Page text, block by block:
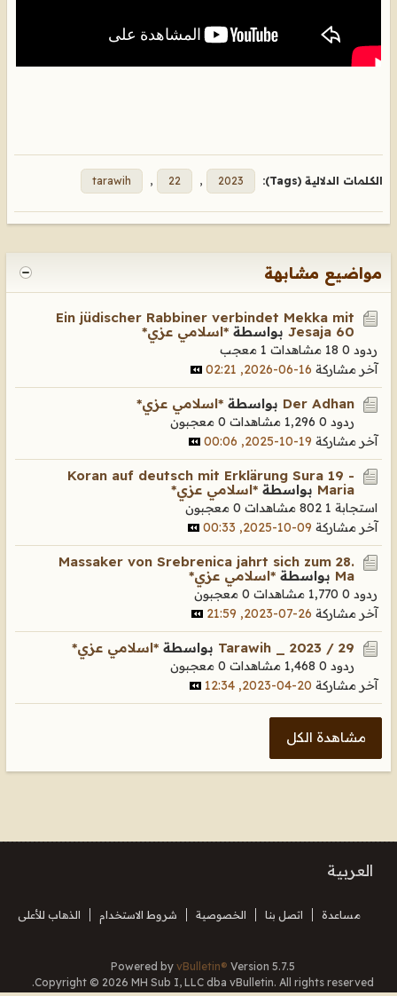
الكلمات الدلالية (Tags): 2023
,
22
,
tarawih
مواضيع مشابهة
Ein jüdischer Rabbiner verbindet Mekka mit
Jesaja 60 بواسطة *اسلامي عزي*
ردود 0 18 مشاهدات
1 معجب
آخر مشاركة 16-06-2026, 02:21
Der Adhan بواسطة *اسلامي عزي*
ردود 0 1,296 مشاهدات
0 معجبون
آخر مشاركة 19-10-2025, 00:06
Koran auf deutsch mit Erklärung Sura 19 -
Maria بواسطة *اسلامي عزي*
استجابة 1 802 مشاهدات
0 معجبون
آخر مشاركة 09-10-2025, 00:33
Massaker von Srebrenica jahrt sich zum 28.
Ma بواسطة *اسلامي عزي*
ردود 0 1,770 مشاهدات
0 معجبون
آخر مشاركة 26-07-2023, 21:59
Tarawih _ 2023 / 29 بواسطة *اسلامي عزي*
ردود 0 1,468 مشاهدات
0 معجبون
آخر مشاركة 20-04-2023, 12:34
مشاهدة الكل
العربية
مساعدة اتصل بنا الخصوصية شروط الاستخدام الذهاب للأعلى
Powered by vBulletin® Version 5.7.5
Copyright © 2026 MH Sub I, LLC dba vBulletin. All rights reserved.